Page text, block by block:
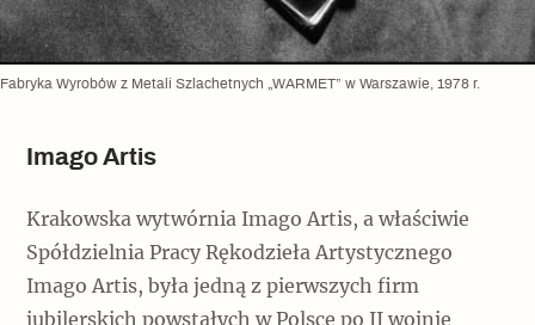
Fabryka Wyrobów z Metali Szlachetnych „WARMET” w Warszawie, 1978 r.
Imago Artis
Krakowska wytwórnia Imago Artis, a właściwie
Spółdzielnia Pracy Rękodzieła Artystycznego
Imago Artis, była jedną z pierwszych firm
jubilerskich powstałych w Polsce po II wojnie